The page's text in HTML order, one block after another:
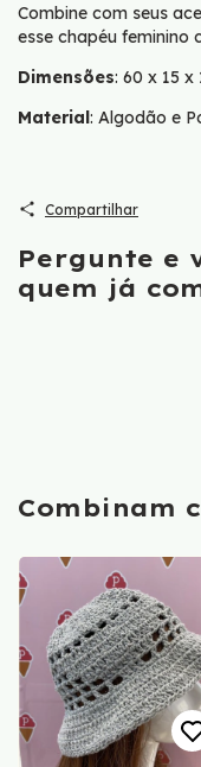
Combine com seus
esse chapéu feminino
Dimensões: 60 x 15 x
Material: Algodão e
Compartilhar
Pergunte e
quem já
Combinam